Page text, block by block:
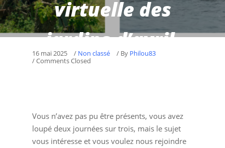
virtuelle des
jardins d’avril,
Session de
‘est ce soir, 16
16 mai 2025 / Non classé / By Philou83
/ Comments Closed
Vous n’avez pas pu être présents, vous avez
loupé deux journées sur trois, mais le sujet
vous intéresse et vous voulez nous rejoindre